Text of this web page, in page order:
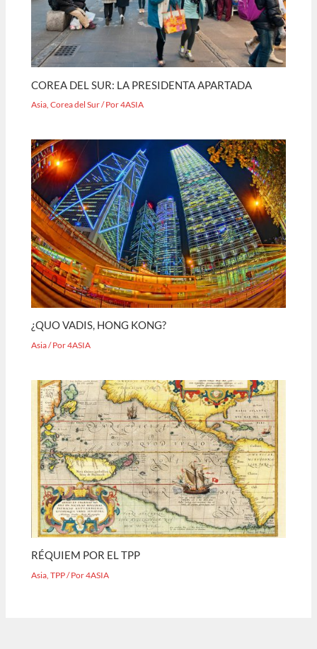
COREA DEL SUR: LA PRESIDENTA APARTADA
Asia,Corea del Sur/ Por4ASIA
¿QUO VADIS, HONG KONG?
Asia/ Por4ASIA
RÉQUIEM POR EL TPP
Asia ,TPP/ Por4ASIA